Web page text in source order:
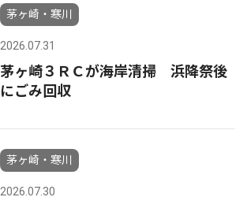
茅ヶ崎・寒川
2026.07.31
茅ヶ崎３ＲＣが海岸清掃 浜降祭後
にごみ回収
茅ヶ崎・寒川
2026.07.30